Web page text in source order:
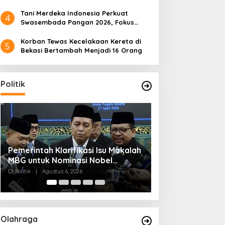
Maju dari Dapil
Ini Alasan PSI Pilih
Pemerintah Klarifikasi Isu
Makalah MBG untuk
Nominasi Nobel
Perdamaian 2026
4
Tani Merdeka Indonesia Perkuat
Swasembada Pangan 2026, Fokus
5
Korban Tewas Kecelakaan Kereta di
Bekasi Bertambah Menjadi 16 Orang
Politik
Muktamar NU ke-35 di Jombang,
Panitia Siagakan 3 Posko
Kesehatan 24 Jam
Di Politik Agustus 6, 2026
Olahraga